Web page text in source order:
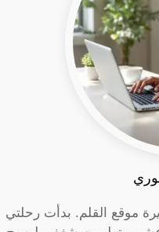
موقع القلم. بدأت رحلتي